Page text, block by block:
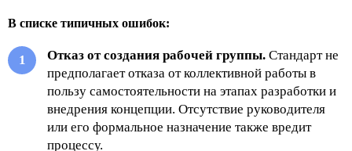
В списке типичных ошибок:
Отказ от создания рабочей группы. Стандарт не
предполагает отказа от коллективной работы в
пользу самостоятельности на этапах разработки и
внедрения концепции. Отсутствие руководителя
или его формальное назначение также вредит
процессу.